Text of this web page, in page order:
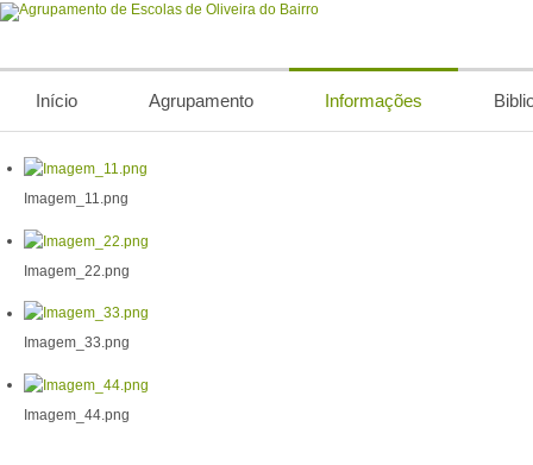
Início Agrupamento Informações
Imagem_11.png
Imagem_22.png
Imagem_33.png
Imagem_44.png